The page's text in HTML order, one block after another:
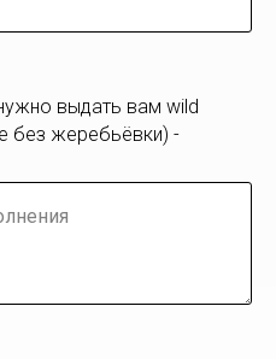
выдать вам wild
без жеребьёвки) -